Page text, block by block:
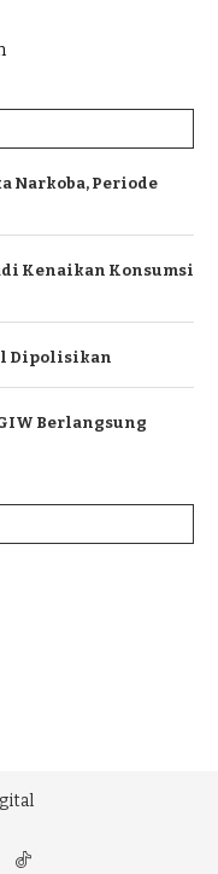
Narkoba, Periode
Kenaikan Konsumsi
Dipolisikan
Berlangsung